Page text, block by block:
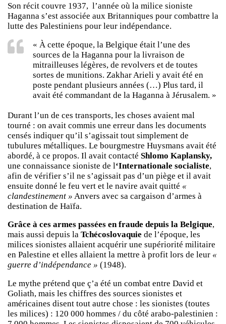
Son récit couvre 1937, l’année où la milice sioniste
Haganna s’est associée aux Britanniques pour combattre la
lutte des Palestiniens pour leur indépendance.
« À cette époque, la Belgique était l’une des
sources de la Haganna pour la livraison de
mitrailleuses légères, de revolvers et de toutes
sortes de munitions. Zakhar Arieli y avait été en
poste pendant plusieurs années (…) Plus tard, il
avait été commandant de la Haganna à Jérusalem. »
Durant l’un de ces transports, les choses avaient mal
tourné : on avait commis une erreur dans les documents
censés indiquer qu’il s’agissait tout simplement de
tubulures métalliques. Le bourgmestre Huysmans avait été
abordé, à ce propos. Il avait contacté Shlomo Kaplansky,
une connaissance sioniste de l‘Internationale socialiste,
afin de vérifier s’il ne s’agissait pas d’un piège et il avait
ensuite donné le feu vert et le navire avait quitté «
clandestinement » Anvers avec sa cargaison d’armes à
destination de Haïfa.
Grâce à ces armes passées en fraude depuis la Belgique,
mais aussi depuis la Tchécoslovaquie de l’époque, les
milices sionistes allaient acquérir une supériorité militaire
en Palestine et elles allaient la mettre à profit lors de leur «
guerre d’indépendance » (1948).
Le mythe prétend que ç’a été un combat entre David et
Goliath, mais les chiffres des sources sionistes et
américaines disent tout autre chose : les sionistes (toutes
les milices) : 120 000 hommes / du côté arabo-palestinien :